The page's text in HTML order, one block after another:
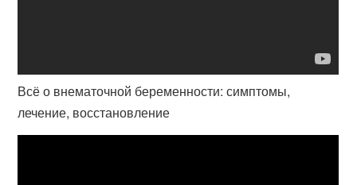
Всё о внематочной беременности: симптомы,
лечение, восстановление